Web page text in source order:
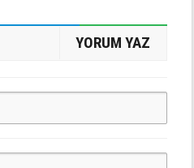
YORUM YAZ